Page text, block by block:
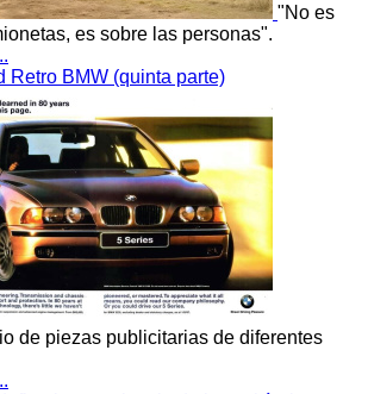
"No es
es sobre las personas".
Retro BMW (quinta parte)
de piezas publicitarias de diferentes